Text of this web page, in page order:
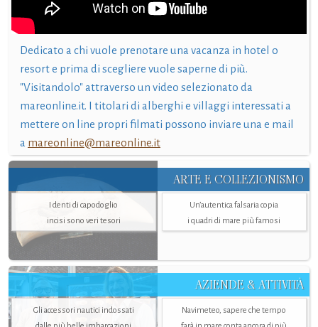
Dedicato a chi vuole prenotare una vacanza in hotel o
resort e prima di scegliere vuole saperne di più.
"Visitandolo" attraverso un video selezionato da
mareonline.it. I titolari di alberghi e villaggi interessati a
mettere on line propri filmati possono inviare una e mail
a mareonline@mareonline.it
ARTE E COLLEZIONISMO
I denti di capodoglio
incisi sono veri tesori
Un’autentica falsaria copia
i quadri di mare più famosi
AZIENDE & ATTIVITÀ
Gli accessori nautici indossati
Navimeteo, sapere che tempo